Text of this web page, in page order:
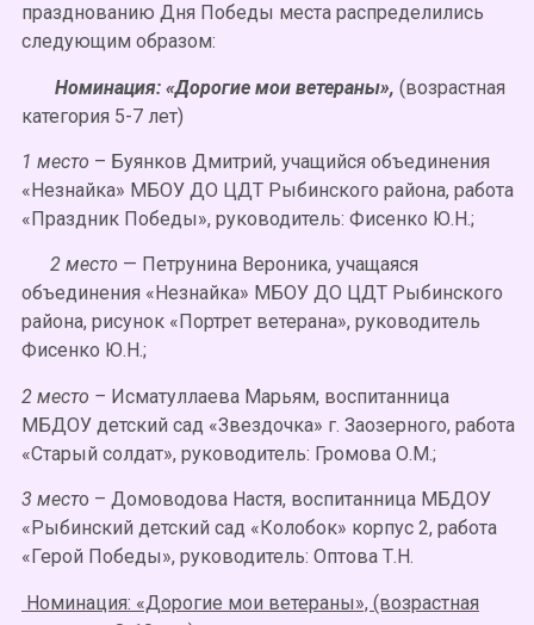
празднованию Дня Победы места распределились
следующим образом:
Номинация: «Дорогие мои ветераны», (возрастная
категория 5-7 лет)
1 место – Буянков Дмитрий, учащийся объединения
«Незнайка» МБОУ ДО ЦДТ Рыбинского района, работа
«Праздник Победы», руководитель: Фисенко Ю.Н.;
2 место — Петрунина Вероника, учащаяся
объединения «Незнайка» МБОУ ДО ЦДТ Рыбинского
района, рисунок «Портрет ветерана», руководитель
Фисенко Ю.Н.;
2 место – Исматуллаева Марьям, воспитанница
МБДОУ детский сад «Звездочка» г. Заозерного, работа
«Старый солдат», руководитель: Громова О.М.;
3 место – Домоводова Настя, воспитанница МБДОУ
«Рыбинский детский сад «Колобок» корпус 2, работа
«Герой Победы», руководитель: Оптова Т.Н.
Номинация: «Дорогие мои ветераны», (возрастная